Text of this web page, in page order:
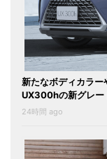
新たなボディカラー
UX300hの新グレー
24時間 ago